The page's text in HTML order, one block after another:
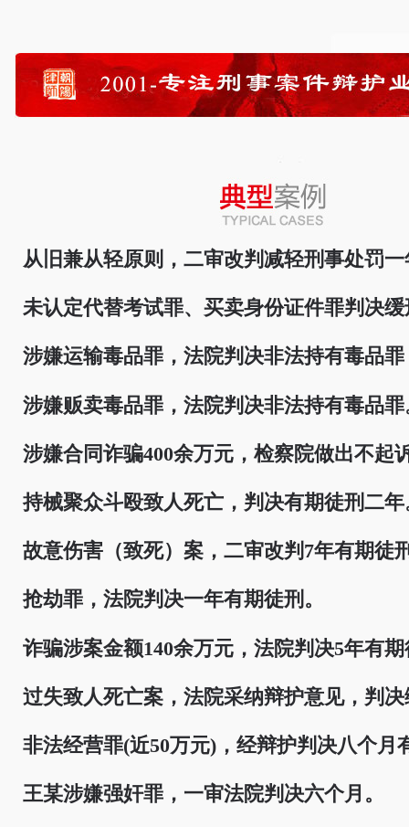
从旧兼从轻原则，二审改判减轻刑事处罚
未认定代替考试罪、买卖身份证件罪判决
涉嫌运输毒品罪，法院判决非法持有毒品罪
涉嫌贩卖毒品罪，法院判决非法持有毒品罪
涉嫌合同诈骗400余万元，检察院做出不起
持械聚众斗殴致人死亡，判决有期徒刑二年
故意伤害（致死）案，二审改判7年有期徒
抢劫罪，法院判决一年有期徒刑。
诈骗涉案金额140余万元，法院判决5年有
过失致人死亡案，法院采纳辩护意见，判
非法经营罪(近50万元)，经辩护判决八个月
王某涉嫌强奸罪，一审法院判决六个月。